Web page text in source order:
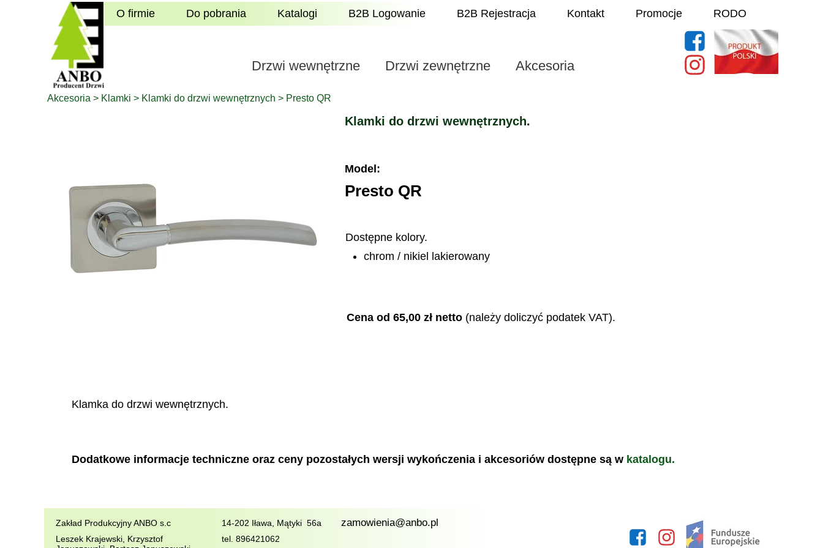
Drzwi wewnętrzne Drzwi zewnętrzne Akcesoria
O firmie Do pobrania Katalogi B2B Logowanie B2B Rejestracja Kontakt Promocje RODO
Akcesoria > Klamki > Klamki do drzwi wewnętrznych > Presto QR
Dostępne kolory.
chrom / nikiel lakierowany
Klamka do drzwi wewnętrznych.
Cena od 65,00 zł netto (należy doliczyć podatek VAT).
Presto QR
Model:
Dodatkowe informacje techniczne oraz ceny pozostałych wersji wykończenia i akcesoriów dostępne są w katalogu.
Klamki do drzwi wewnętrznych.
14-202 Iława, Mątyki 56a
tel. 896421062
Zakład Produkcyjny ANBO s.c
Leszek Krajewski, Krzysztof
zamowienia@anbo.pl